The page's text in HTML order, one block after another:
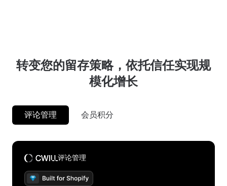
转变您的留存策略，依托信任实现规
模化增长
评论管理 会员积分
评论管理
会员积分